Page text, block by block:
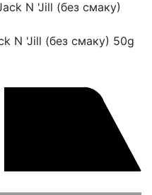
N 'Jill (без смаку) 50g